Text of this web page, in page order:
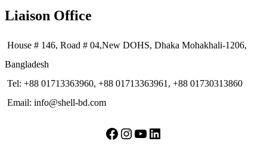
Liaison Office
House # 146, Road # 04,New DOHS, Dhaka Mohakhali-1206,
Bangladesh
Tel: +88 01713363960, +88 01713363961, +88 01730313860
Email: info@shell-bd.com
Facebook
Instagram
YouTube
LinkedIn